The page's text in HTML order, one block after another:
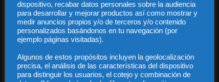
Legal
Privacidad
Contacto
Guía Colaboradores
Contáctanos: info@diariojuridico.com
dispositivo, recabar datos personales sobre la audiencia
para desarrollar y mejorar productos así como mostrar y
medir anuncios propios y/o de terceros y/o contenido
personalizados basándonos en tu navegación (por
ejemplo páginas visitadas).
Algunos de estos propósitos incluyen la geolocalización
precisa, el análisis de las características del dispositivo
para distinguir los usuarios, el cotejo y combinación de